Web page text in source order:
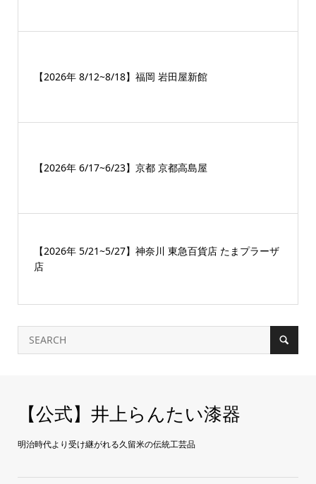
【2026年 8/12~8/18】福岡 岩田屋新館
【2026年 6/17~6/23】京都 京都高島屋
【2026年 5/21~5/27】神奈川 東急百貨店 たまプラーザ
店
【公式】井上らんたい漆器
明治時代より受け継がれる久留米の伝統工芸品